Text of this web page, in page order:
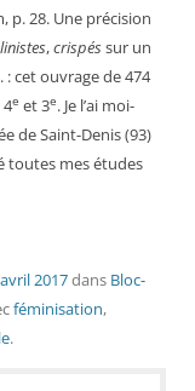
p. 28. Une précision
,crispéssur un
: cet ouvrage de 474
4e et 3e. Je l’ai moi-
de Saint-Denis (93)
toutes mes études
2017dans Bloc-
féminisation,
.